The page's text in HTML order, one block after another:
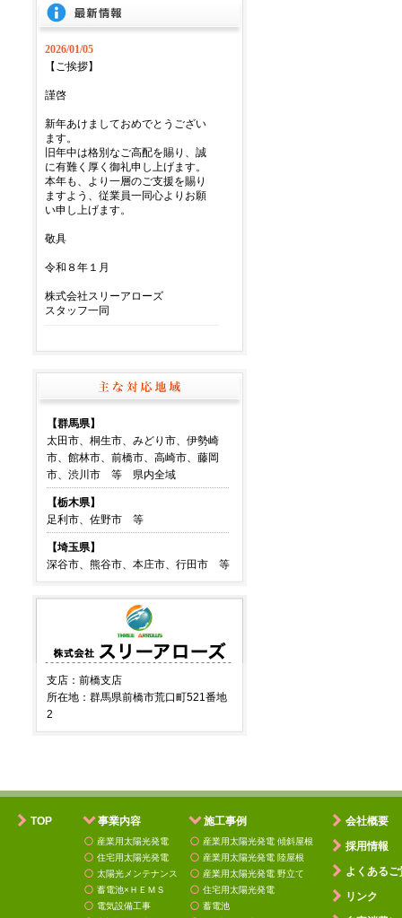
【群馬県】
太田市、桐生市、みどり市、伊勢崎
市、館林市、前橋市、高崎市、藤岡
市、渋川市 等 県内全域
【栃木県】
足利市、佐野市 等
【埼玉県】
深谷市、熊谷市、本庄市、行田市 等
支店：前橋支店
所在地：群馬県前橋市荒口町521番地
2
TOP 事業内容
産業用太陽光発電
住宅用太陽光発電
太陽光メンテナンス
蓄電池×ＨＥＭＳ
電気設備工事
施工事例
産業用太陽光発電 傾斜屋根
産業用太陽光発電 陸屋根
産業用太陽光発電 野立て
住宅用太陽光発電
蓄電池
会社概要
採用情報
よくあるご
リンク